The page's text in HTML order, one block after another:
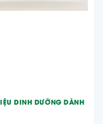
DINH DƯỠNG DÀNH